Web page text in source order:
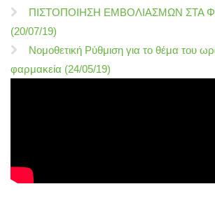
ΠΙΣΤΟΠΟΙΗΣΗ ΕΜΒΟΛΙΑΣΜΩΝ ΣΤΑ
(20/07/19)
Νομοθετική Ρύθμιση για το θέμα του
φαρμακεία (24/05/19)